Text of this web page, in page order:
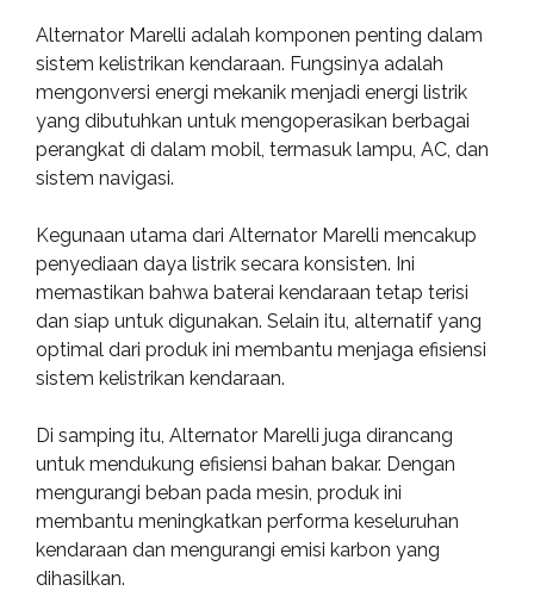
Alternator Marelli adalah komponen penting dalam
sistem kelistrikan kendaraan. Fungsinya adalah
mengonversi energi mekanik menjadi energi listrik
yang dibutuhkan untuk mengoperasikan berbagai
perangkat di dalam mobil, termasuk lampu, AC, dan
sistem navigasi.
Kegunaan utama dari Alternator Marelli mencakup
penyediaan daya listrik secara konsisten. Ini
memastikan bahwa baterai kendaraan tetap terisi
dan siap untuk digunakan. Selain itu, alternatif yang
optimal dari produk ini membantu menjaga efisiensi
sistem kelistrikan kendaraan.
Di samping itu, Alternator Marelli juga dirancang
untuk mendukung efisiensi bahan bakar. Dengan
mengurangi beban pada mesin, produk ini
membantu meningkatkan performa keseluruhan
kendaraan dan mengurangi emisi karbon yang
dihasilkan.